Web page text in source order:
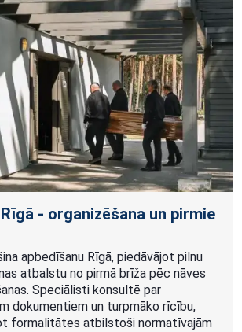
- organizēšana un pirmie
apbedīšanu Rīgā, piedāvājot pilnu
atbalstu no pirmā brīža pēc nāves
Speciālisti konsultē par
dokumentiem un turpmāko rīcību,
formalitātes atbilstoši normatīvajām